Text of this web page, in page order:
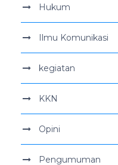
Hukum
Ilmu Komunikasi
kegiatan
KKN
Opini
Pengumuman